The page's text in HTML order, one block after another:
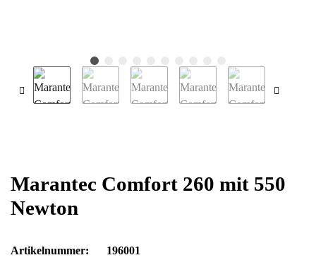
Marantec Comfort 260 mit 550
Newton
Artikelnummer:
196001